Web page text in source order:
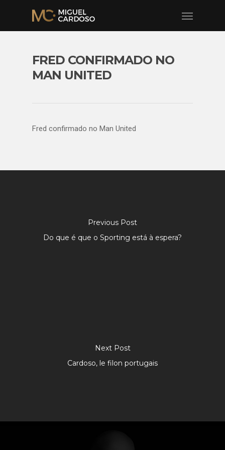
FRED CONFIRMADO NO
MAN UNITED
Fred confirmado no Man United
Previous Post
Do que é que o Sporting está à espera?
Next Post
Cardoso, le filon portugais